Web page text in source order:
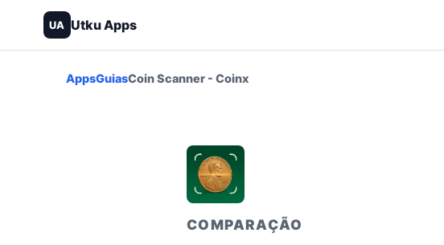
UA Utku Apps
AppsGuiasCoin Scanner - Coinx
COMPARAÇÃO